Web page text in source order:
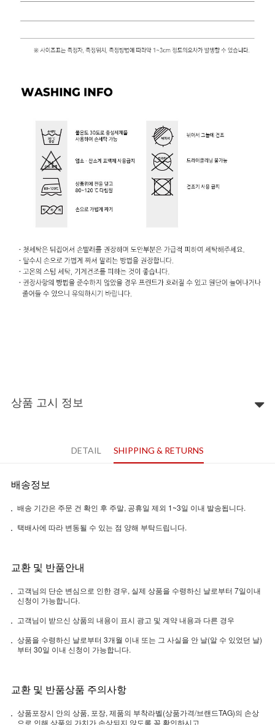
상품 고시 정보
DETAIL SHIPPING & RETURNS
배송정보
배송 기간은 주문 건 확인 후 주말, 공휴일 제외 1~3일 이내 발송됩니다.
택배사에 따라 변동될 수 있는 점 양해 부탁드립니다.
교환 및 반품안내
고객님의 단순 변심으로 인한 경우, 실제 상품을 수령하신 날로부터 7일이내
신청이 가능합니다.
고객님이 받으신 상품의 내용이 표시 광고 및 계약 내용과 다른 경우
상품을 수령하신 날로부터 3개월 이내 또는 그 사실을 안 날(알 수 있었던 날)
부터 30일 이내 신청이 가능합니다.
교환 및 반품상품 주의사항
상품포장시 안의 상품, 포장, 제품의 부착라벨(상품가격/브랜드TAG)의 손상
으로 인해 상품의 가치가 손상되지 않도록 꼭 확인하시고